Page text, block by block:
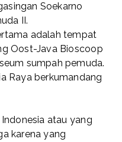
Soekarno
II.
adalah tempat
Oost-Java Bioscoop
sumpah pemuda.
Raya berkumandang
atau yang
karena yang